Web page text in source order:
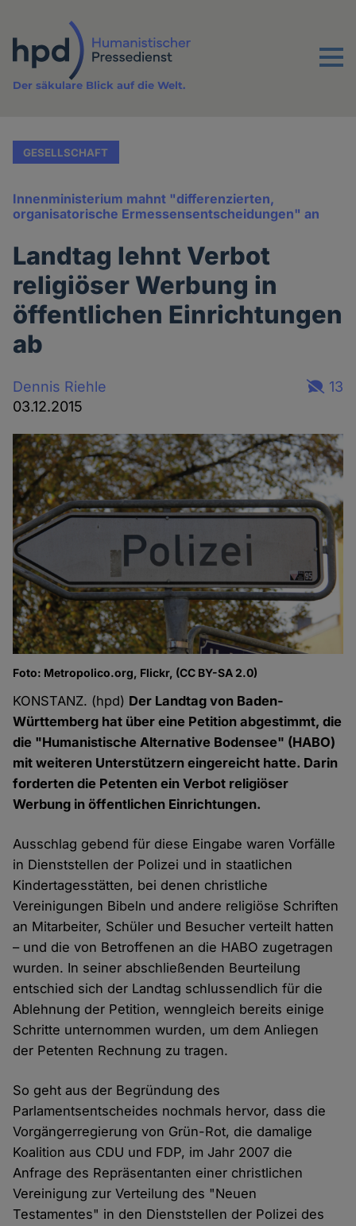
Inhalt
Menu
Der säkulare Blick auf die Welt.
GESELLSCHAFT
Innenministerium mahnt "differenzierten,
organisatorische Ermessensentscheidungen" an
Landtag lehnt Verbot
religiöser Werbung in
öffentlichen Einrichtungen
ab
Dennis Riehle
03.12.2015
13
Foto: Metropolico.org, Flickr, (CC BY-SA 2.0)
KONSTANZ. (hpd) Der Landtag von Baden-
Württemberg hat über eine Petition abgestimmt, die
die "Humanistische Alternative Bodensee" (HABO)
mit weiteren Unterstützern eingereicht hatte. Darin
forderten die Petenten ein Verbot religiöser
Werbung in öffentlichen Einrichtungen.
Ausschlag gebend für diese Eingabe waren Vorfälle
in Dienststellen der Polizei und in staatlichen
Kindertagesstätten, bei denen christliche
Vereinigungen Bibeln und andere religiöse Schriften
an Mitarbeiter, Schüler und Besucher verteilt hatten
– und die von Betroffenen an die HABO zugetragen
wurden. In seiner abschließenden Beurteilung
entschied sich der Landtag schlussendlich für die
Ablehnung der Petition, wenngleich bereits einige
Schritte unternommen wurden, um dem Anliegen
der Petenten Rechnung zu tragen.
So geht aus der Begründung des
Parlamentsentscheides nochmals hervor, dass die
Vorgängerregierung von Grün-Rot, die damalige
Koalition aus CDU und FDP, im Jahr 2007 die
Anfrage des Repräsentanten einer christlichen
Vereinigung zur Verteilung des "Neuen
Testamentes" in den Dienststellen der Polizei des